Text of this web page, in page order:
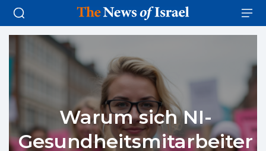
Warum sich NI-
Gesundheitsmitarbeiter